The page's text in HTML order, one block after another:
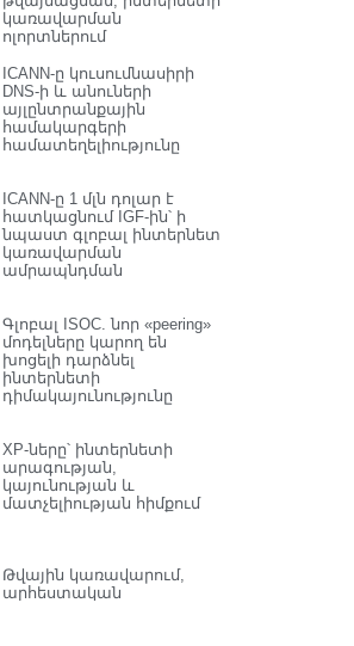
կառավարման
ոլորտներում
ICANN-ը կուսումնասիրի
DNS-ի և անուների
այլընտրանքային
համակարգերի
համատեղելիությունը
ICANN-ը 1 մլն դոլար է
հատկացնում IGF-ին՝ ի
նպաստ գլոբալ ինտերնետ
կառավարման
ամրապնդման
Գլոբալ ISOC. նոր «peering»
մոդելները կարող են
խոցելի դարձնել
ինտերնետի
դիմակայունությունը
XP-ները՝ ինտերնետի
արագության,
կայունության և
մատչելիության հիմքում
Թվային կառավարում,
արհեստական